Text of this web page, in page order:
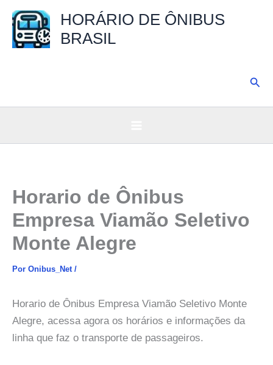
para
HORÁRIO DE ÔNIBUS
BRASIL
Horario de Ônibus
Empresa Viamão Seletivo
Monte Alegre
Por Onibus_Net /
Horario de Ônibus Empresa Viamão Seletivo Monte
Alegre, acessa agora os horários e informações da
linha que faz o transporte de passageiros.